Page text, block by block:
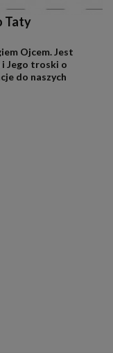
Taty
Ojcem. Jest
Jego troski o
do naszych